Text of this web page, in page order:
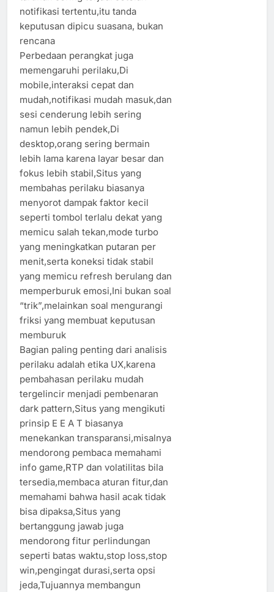
notifikasi tertentu,itu tanda
keputusan dipicu suasana, bukan
rencana
Perbedaan perangkat juga
memengaruhi perilaku,Di
mobile,interaksi cepat dan
mudah,notifikasi mudah masuk,dan
sesi cenderung lebih sering
namun lebih pendek,Di
desktop,orang sering bermain
lebih lama karena layar besar dan
fokus lebih stabil,Situs yang
membahas perilaku biasanya
menyorot dampak faktor kecil
seperti tombol terlalu dekat yang
memicu salah tekan,mode turbo
yang meningkatkan putaran per
menit,serta koneksi tidak stabil
yang memicu refresh berulang dan
memperburuk emosi,Ini bukan soal
“trik”,melainkan soal mengurangi
friksi yang membuat keputusan
memburuk
Bagian paling penting dari analisis
perilaku adalah etika UX,karena
pembahasan perilaku mudah
tergelincir menjadi pembenaran
dark pattern,Situs yang mengikuti
prinsip E E A T biasanya
menekankan transparansi,misalnya
mendorong pembaca memahami
info game,RTP dan volatilitas bila
tersedia,membaca aturan fitur,dan
memahami bahwa hasil acak tidak
bisa dipaksa,Situs yang
bertanggung jawab juga
mendorong fitur perlindungan
seperti batas waktu,stop loss,stop
win,pengingat durasi,serta opsi
jeda,Tujuannya membangun